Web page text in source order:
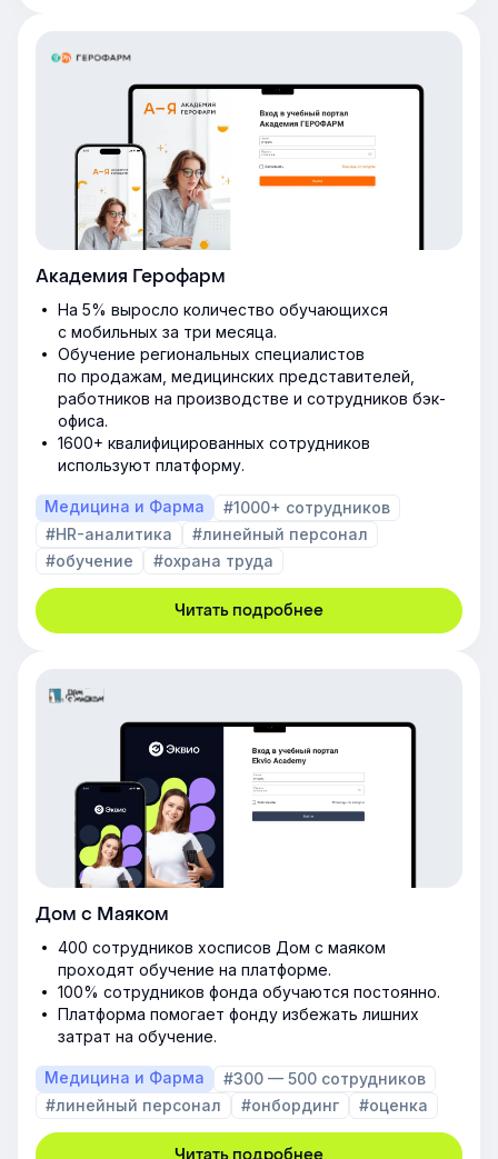
Академия Герофарм
На 5% выросло количество обучающихся
с мобильных за три месяца.
Обучение региональных специалистов
по продажам, медицинских представителей,
работников на производстве и сотрудников бэк-
офиса.
1600+ квалифицированных сотрудников
используют платформу.
Медицина и Фарма
#1000+ сотрудников
#HR-аналитика
#линейный персонал
#обучение
#охрана труда
Читать подробнее
Дом с Маяком
400 сотрудников хосписов Дом с маяком
проходят обучение на платформе.
100% сотрудников фонда обучаются постоянно.
Платформа помогает фонду избежать лишних
затрат на обучение.
Медицина и Фарма
#300 — 500 сотрудников
#линейный персонал
#онбординг #оценка